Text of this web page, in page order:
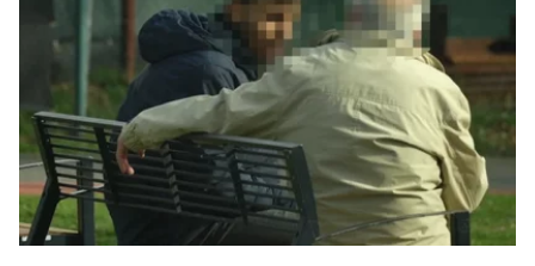
UTAZÁS
ÉLETMÓD DESIGN
BESZÉLGETÉSEK ARCOK
VIDEÓ TÖRTÉNETEK
GASZTRO